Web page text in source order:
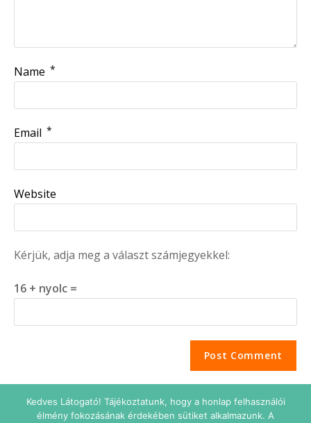
Name *
Email *
Website
Kérjük, adja meg a választ számjegyekkel:
16 + nyolc =
Kedves Látogató! Tájékoztatunk, hogy a honlap felhasználói
élmény fokozásának érdekében sütiket alkalmazunk. A